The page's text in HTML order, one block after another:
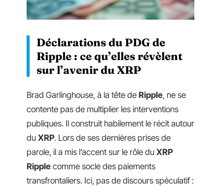
Déclarations du PDG de
Ripple : ce qu’elles révèlent
sur l’avenir du XRP
Brad Garlinghouse, à la tête de Ripple, ne se
contente pas de multiplier les interventions
publiques. Il construit habilement le récit autour
du XRP. Lors de ses dernières prises de
parole, il a mis l’accent sur le rôle du XRP
Ripple comme socle des paiements
transfrontaliers. Ici, pas de discours spéculatif :